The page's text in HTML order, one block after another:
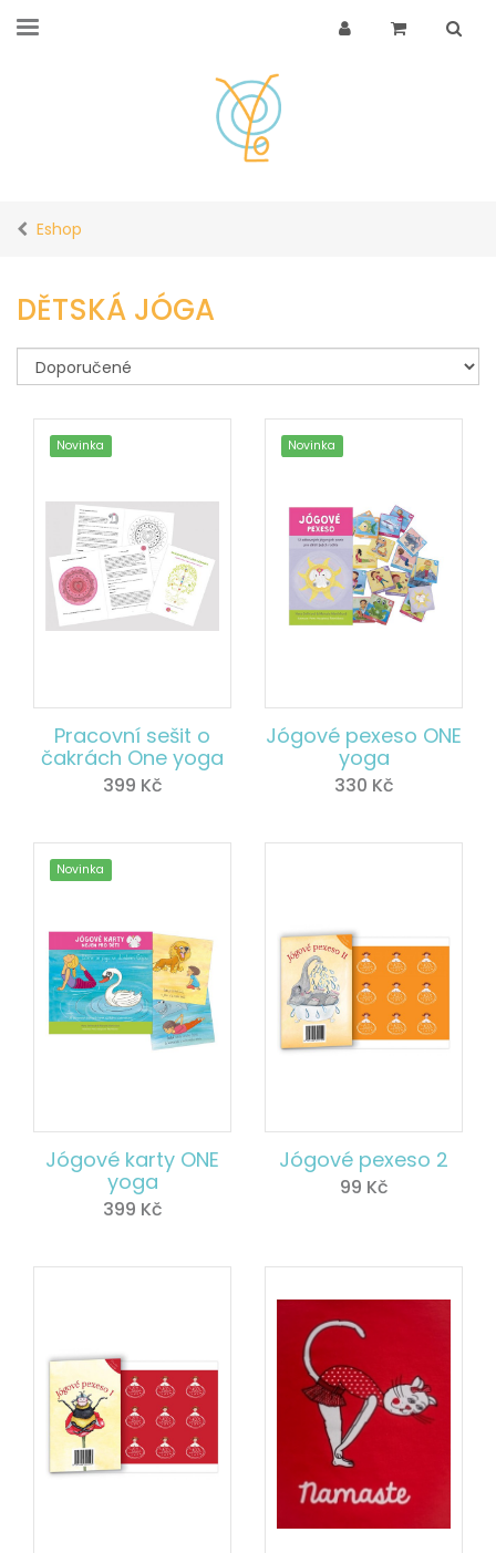
Eshop
DĚTSKÁ JÓGA
Novinka
Pracovní sešit o
čakrách One yoga
399 Kč
Novinka
Jógové pexeso ONE
yoga
330 Kč
Novinka
Jógové karty ONE
yoga
399 Kč
Jógové pexeso 2
99 Kč